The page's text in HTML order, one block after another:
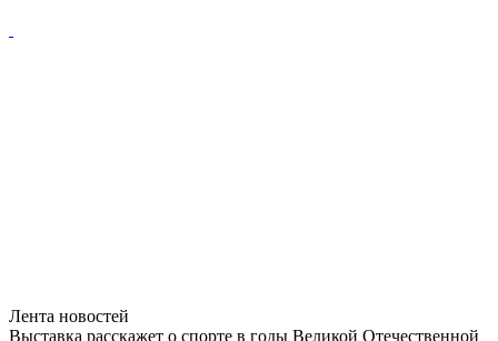
Лента новостей
Выставка расскажет о спорте в годы Великой Отечественной